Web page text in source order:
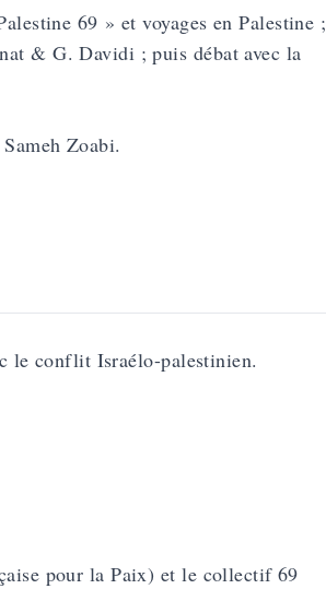
69 » et voyages en Palestine ;
& G. Davidi ; puis débat avec la
Zoabi.
le conflit Israélo-palestinien.
pour la Paix) et le collectif 69